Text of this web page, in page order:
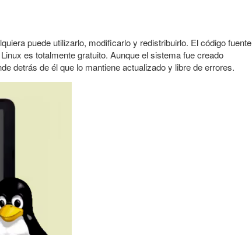
puede utilizarlo, modificarlo y redistribuirlo. El código fuente
es totalmente gratuito. Aunque el sistema fue creado
detrás de él que lo mantiene actualizado y libre de errores.